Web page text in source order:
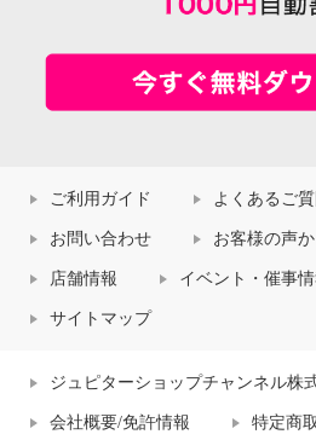
ご利用ガイド よくあるご質
お問い合わせ お客様の声
店舗情報 イベント・催事
サイトマップ
ジュピターショップチャンネル株
会社概要/免許情報 特定商